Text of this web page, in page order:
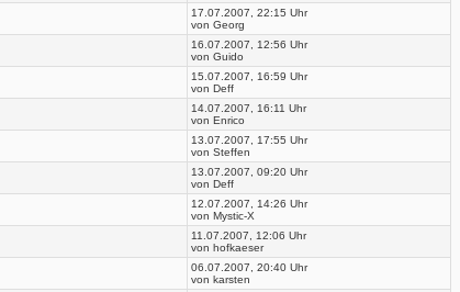
17.07.2007, 22:15 Uhr
von Georg
16.07.2007, 12:56 Uhr
von Guido
15.07.2007, 16:59 Uhr
von Deff
14.07.2007, 16:11 Uhr
von Enrico
13.07.2007, 17:55 Uhr
von Steffen
13.07.2007, 09:20 Uhr
von Deff
12.07.2007, 14:26 Uhr
von Mystic-X
11.07.2007, 12:06 Uhr
von hofkaeser
06.07.2007, 20:40 Uhr
von karsten